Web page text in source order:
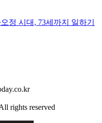
정 시대, 73세까지 일하기
rights reserved